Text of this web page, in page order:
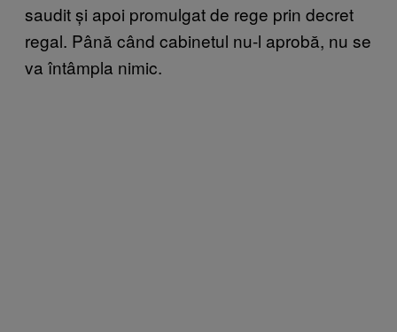
saudit și apoi promulgat de rege prin decret
regal. Până când cabinetul nu-l aprobă, nu se
va întâmpla nimic.